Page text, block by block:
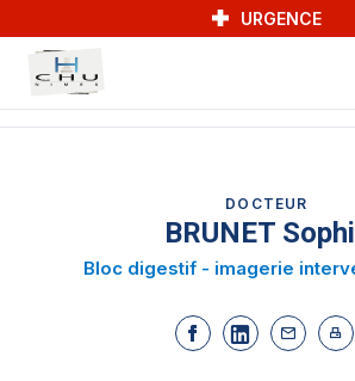
URGENCE
DOCTEUR
BRUNET
Bloc digestif - imagerie